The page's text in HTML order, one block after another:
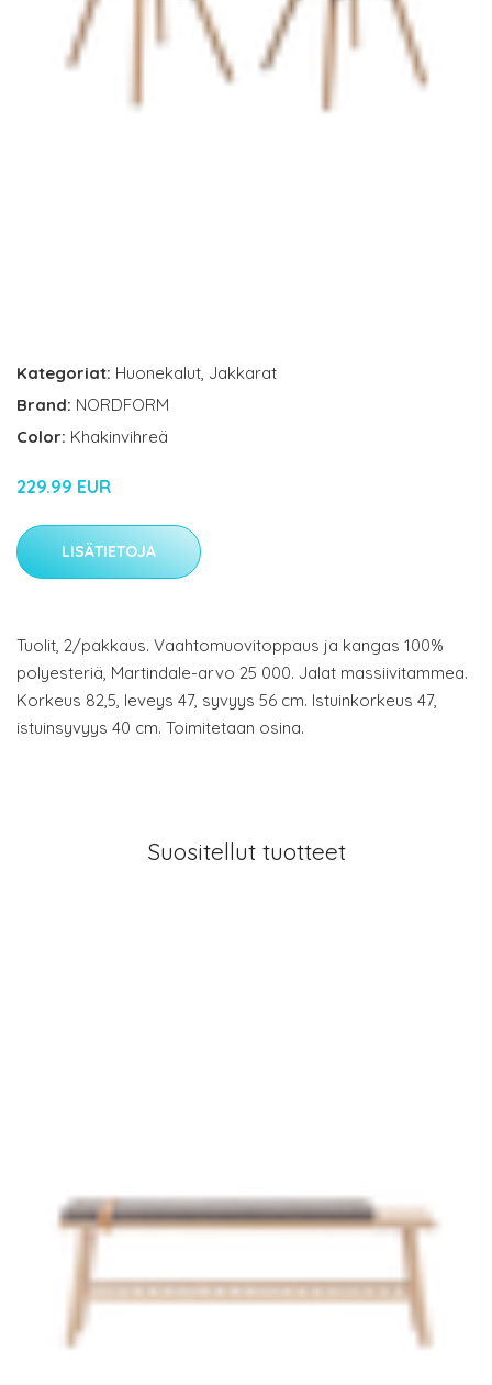
Kategoriat: Huonekalut, Jakkarat
Brand: NORDFORM
Color: Khakinvihreä
229.99 EUR
LISÄTIETOJA
Tuolit, 2/pakkaus. Vaahtomuovitoppaus ja kangas 100%
polyesteriä, Martindale-arvo 25 000. Jalat massiivitammea.
Korkeus 82,5, leveys 47, syvyys 56 cm. Istuinkorkeus 47,
istuinsyvyys 40 cm. Toimitetaan osina.
Suositellut tuotteet